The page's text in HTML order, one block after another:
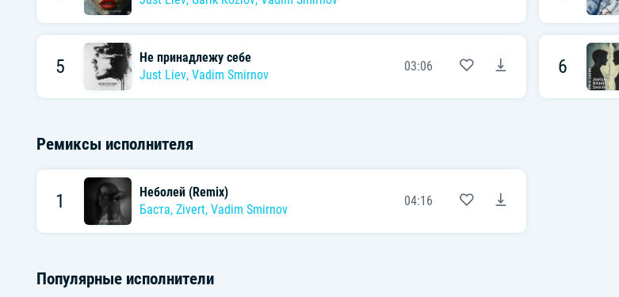
5
Не принадлежу себе
Just Liev, Vadim Smirnov
03:06 6
Ремиксы исполнителя
1
Неболей (Remix)
Баста, Zivert, Vadim Smirnov
04:16
Популярные исполнители